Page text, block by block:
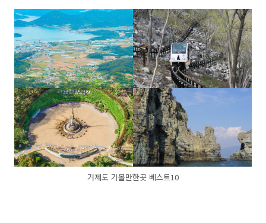
거제도 가볼만한곳 베스트10